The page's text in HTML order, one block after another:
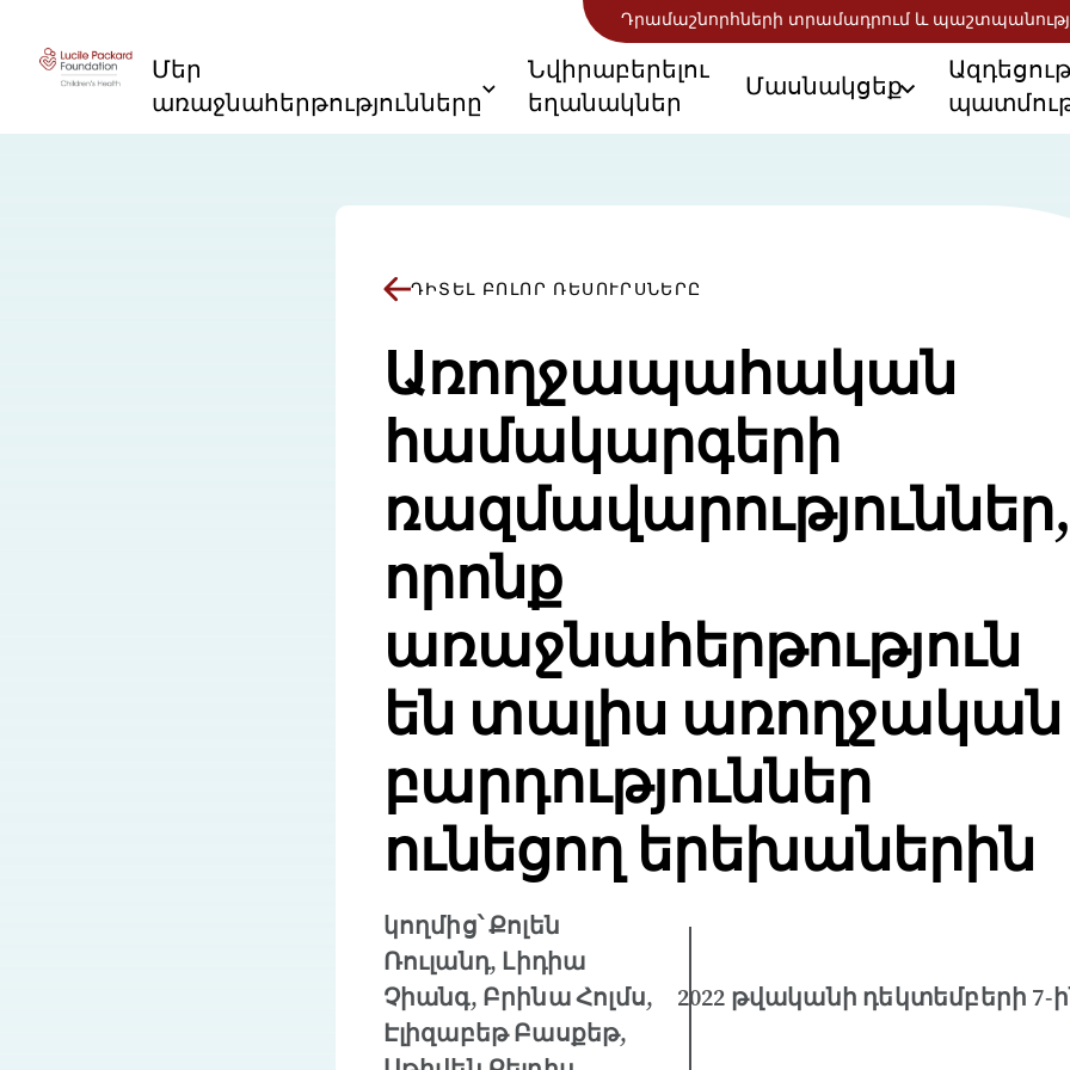
Դրամաշնորհների տրամադրում և
Մեր
առաջնահերթությունները
Նվիրաբերելու
եղանակներ
Մասնակցեք
ԴԻՏԵԼ ԲՈԼՈՐ ՌԵՍՈՒՐՍՆԵՐԸ
Առողջապահական
համակարգերի
ռազմավարություններ,
որոնք
առաջնահերթություն
են տալիս առողջական
բարդություններ
ունեցող երեխաներին
կողմից՝ Քոլեն
Ռուլանդ, Լիդիա
Չիանգ, Բրինա Հոլմս,
Էլիզաբեթ Բասքեթ,
2022 թվականի դեկտեմբերի 7-